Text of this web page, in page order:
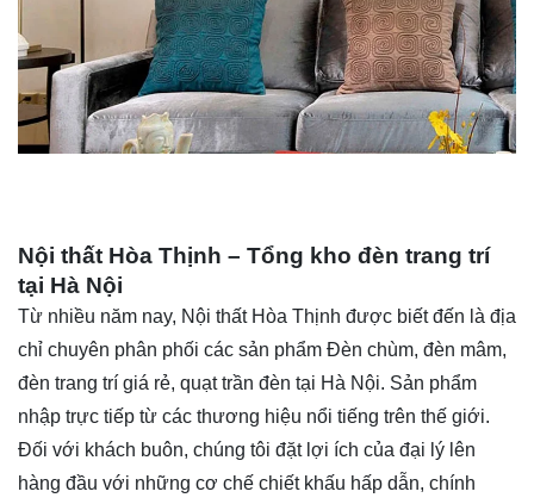
Nội thất Hòa Thịnh – Tổng kho đèn trang trí
tại Hà Nội
Từ nhiều năm nay, Nội thất Hòa Thịnh được biết đến là địa
chỉ chuyên phân phối các sản phẩm Đèn chùm, đèn mâm,
đèn trang trí giá rẻ, quạt trần đèn tại Hà Nội. Sản phẩm
nhập trực tiếp từ các thương hiệu nổi tiếng trên thế giới.
Đối với khách buôn, chúng tôi đặt lợi ích của đại lý lên
hàng đầu với những cơ chế chiết khấu hấp dẫn, chính